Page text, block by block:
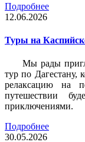
Подробнее
12.06.2026
Туры на
Мы рады
тур по Дагестану,
релаксацию на
путешествии
приключениями.
Подробнее
30.05.2026